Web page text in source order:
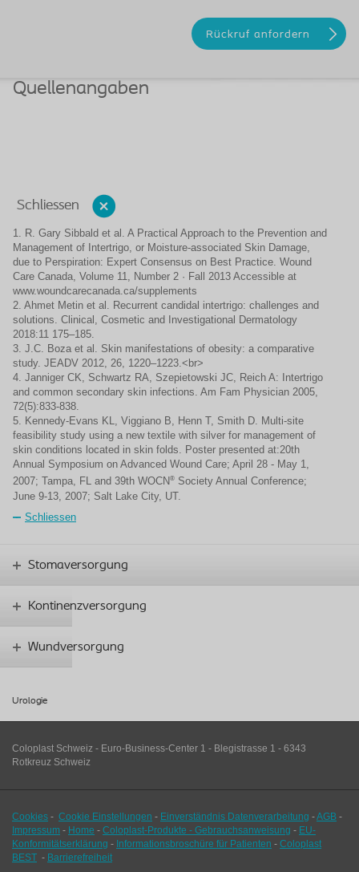
Quellenangaben
Schliessen
1. R. Gary Sibbald et al. A Practical Approach to the Prevention and
Management of Intertrigo, or Moisture-associated Skin Damage,
due to Perspiration: Expert Consensus on Best Practice. Wound
Care Canada, Volume 11, Number 2 · Fall 2013 Accessible at
www.woundcarecanada.ca/supplements
2. Ahmet Metin et al. Recurrent candidal intertrigo: challenges and
solutions. Clinical, Cosmetic and Investigational Dermatology
2018:11 175–185.
3. J.C. Boza et al. Skin manifestations of obesity: a comparative
study. JEADV 2012, 26, 1220–1223.<br>
4. Janniger CK, Schwartz RA, Szepietowski JC, Reich A: Intertrigo
and common secondary skin infections. Am Fam Physician 2005,
72(5):833-838.
5. Kennedy-Evans KL, Viggiano B, Henn T, Smith D. Multi-site
feasibility study using a new textile with silver for management of
skin conditions located in skin folds. Poster presented at:20th
Annual Symposium on Advanced Wound Care; April 28 - May 1,
2007; Tampa, FL and 39th WOCN® Society Annual Conference;
June 9-13, 2007; Salt Lake City, UT.
Schliessen
Stomaversorgung
Kontinenzversorgung
Wundversorgung
Urologie
Coloplast Schweiz - Euro-Business-Center 1 - Blegistrasse 1 - 6343
Rotkreuz Schweiz
Cookies - Cookie Einstellungen - Einverständnis Datenverarbeitung -AGB -
Impressum - Home - Coloplast-Produkte - Gebrauchsanweisung - EU-
Konformitätserklärung - Informationsbroschüre für Patienten - Coloplast
BEST - Barrierefreiheit